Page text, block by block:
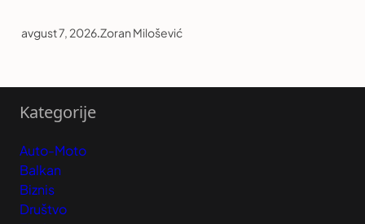
avgust 7, 2026.Zoran Milošević
Kategorije
Auto-Moto
Balkan
Biznis
Društvo